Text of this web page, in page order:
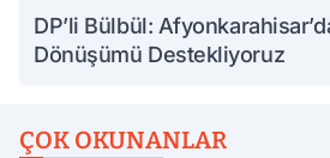
DP’li Bülbül:
Dönüşümü Destekliyoruz
ÇOK OKUNANLAR